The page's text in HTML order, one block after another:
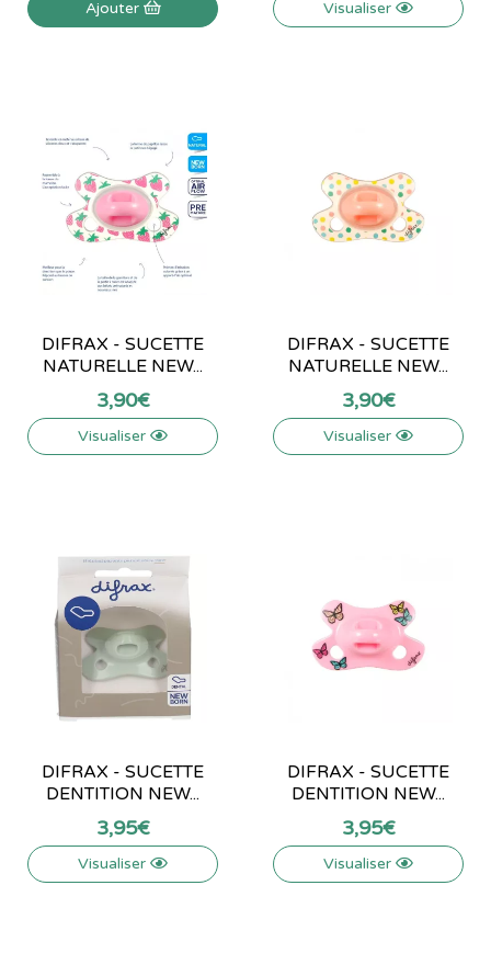
Ajouter Visualiser
DIFRAX - SUCETTE
NATURELLE NEW...
3,90€
Visualiser
DIFRAX - SUCETTE
NATURELLE NEW...
3,90€
Visualiser
DIFRAX - SUCETTE
DENTITION NEW...
3,95€
Visualiser
DIFRAX - SUCETTE
DENTITION NEW...
3,95€
Visualiser